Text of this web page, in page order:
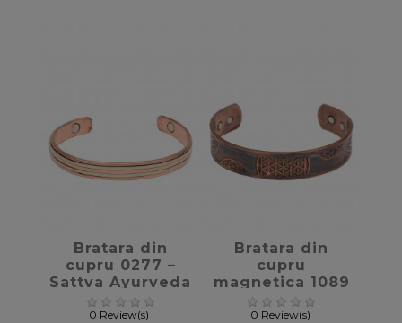
Bratara din
cupru 0277 –
Sattva Ayurveda
0 Review(s)
Bratara din
cupru
magnetica 1089
– Sattva
Ayurveda
0 Review(s)